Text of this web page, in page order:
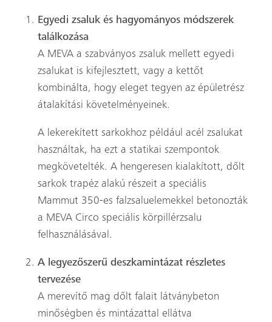
Egyedi zsaluk és hagyományos módszerek
találkozása
A MEVA a szabványos zsaluk mellett egyedi
zsalukat is kifejlesztett, vagy a kettőt
kombinálta, hogy eleget tegyen az épületrész
átalakítási követelményeinek.
A lekerekített sarkokhoz például acél zsalukat
használtak, ha ezt a statikai szempontok
megkövetelték. A hengeresen kialakított, dőlt
sarkok trapéz alakú részeit a speciális
Mammut 350-es falzsaluelemekkel betonozták
a MEVA Circo speciális körpillérzsalu
felhasználásával.
A legyezőszerű deszkamintázat részletes
tervezése
A merevítő mag dőlt falait látványbeton
minőségben és mintázattal ellátva